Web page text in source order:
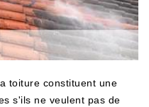
toiture constituent une
s'ils ne veulent pas de